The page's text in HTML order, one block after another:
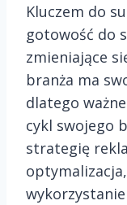
Kluczem do
gotowość do
zmieniające
branża ma
dlatego
cykl swojego
strategię